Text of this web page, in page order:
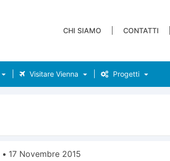
CHI SIAMO CONTATTI
Visitare Vienna Progetti
• 17 Novembre 2015